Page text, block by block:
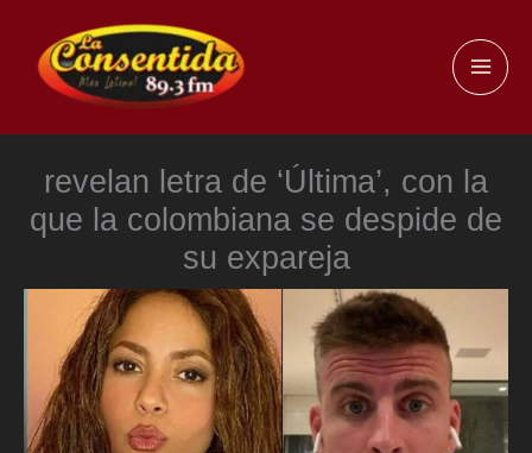
contenido
revelan letra de ‘Última’, con la
que la colombiana se despide de
su expareja